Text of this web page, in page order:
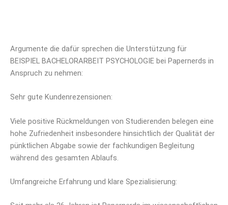
Argumente die dafür sprechen die Unterstützung für
BEISPIEL BACHELORARBEIT PSYCHOLOGIE bei Papernerds in
Anspruch zu nehmen:
Sehr gute Kundenrezensionen:
Viele positive Rückmeldungen von Studierenden belegen eine
hohe Zufriedenheit insbesondere hinsichtlich der Qualität der
pünktlichen Abgabe sowie der fachkundigen Begleitung
während des gesamten Ablaufs.
Umfangreiche Erfahrung und klare Spezialisierung: